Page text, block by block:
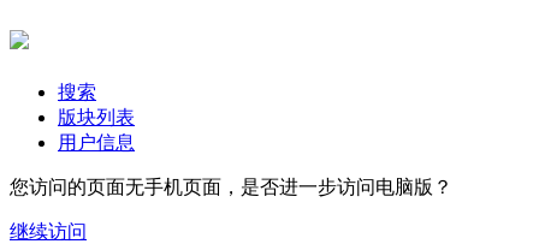
搜索
版块列表
用户信息
您访问的页面无手机页面，是否进一步访问电脑版？
继续访问